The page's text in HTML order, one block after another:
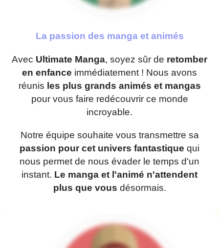
La passion des manga et animés
Avec Ultimate Manga, soyez sûr de retomber
en enfance immédiatement ! Nous avons
réunis les plus grands animés et mangas
pour vous faire redécouvrir ce monde
incroyable.
Notre équipe souhaite vous transmettre sa
passion pour cet univers fantastique qui
nous permet de nous évader le temps d'un
instant. Le manga et l'animé n'attendent
plus que vous désormais.